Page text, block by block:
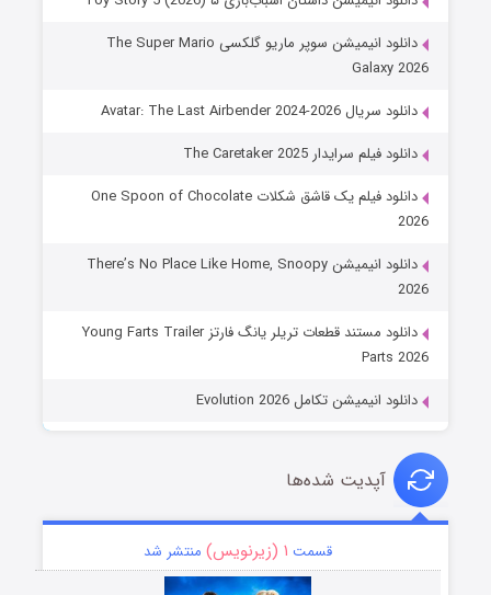
دانلود انیمیشن سوپر ماریو گلکسی The Super Mario
Galaxy 2026
دانلود سریال Avatar: The Last Airbender 2024-2026
دانلود فیلم سرایدار The Caretaker 2025
دانلود فیلم یک قاشق شکلات One Spoon of Chocolate
2026
دانلود انیمیشن There’s No Place Like Home, Snoopy
2026
دانلود مستند قطعات تریلر یانگ فارتز Young Farts Trailer
Parts 2026
دانلود انیمیشن تکامل Evolution 2026
آپدیت شده‌ها
قسمت ۱ (زیرنویس) منتشر شد